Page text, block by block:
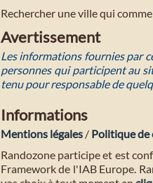
Rechercher une ville qui
Avertissement
Les informations fournies par
personnes qui participent au
tenu pour responsable de
Informations
Mentions légales / Politique
Randozone participe et est
Framework de l'IAB Europe.